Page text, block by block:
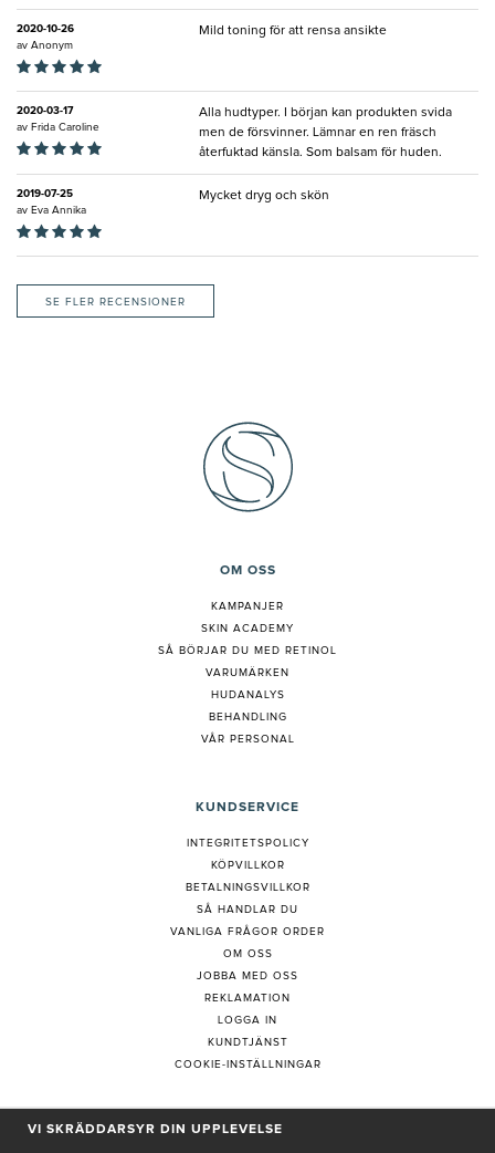
2020-10-26
av Anonym
Mild toning för att rensa ansikte
2020-03-17
av Frida Caroline
Alla hudtyper. I början kan produkten svida
men de försvinner. Lämnar en ren fräsch
återfuktad känsla. Som balsam för huden.
2019-07-25
av Eva Annika
Mycket dryg och skön
SE FLER RECENSIONER
OM OSS
KAMPANJER
SKIN ACADEMY
SÅ BÖRJAR DU MED RETINOL
VARUMÄRKEN
HUDANALYS
BEHANDLING
VÅR PERSONAL
KUNDSERVICE
INTEGRITETSPOLICY
KÖPVILLKOR
BETALNINGSVILLKOR
SÅ HANDLAR DU
VANLIGA FRÅGOR ORDER
OM OSS
JOBBA MED OSS
REKLAMATION
LOGGA IN
KUNDTJÄNST
COOKIE-INSTÄLLNINGAR
PRENUMERERA PÅ NYHETSBREV
VI SKRÄDDARSYR DIN UPPLEVELSE